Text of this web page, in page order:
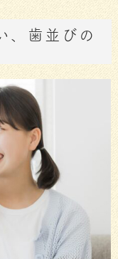
、歯並びの